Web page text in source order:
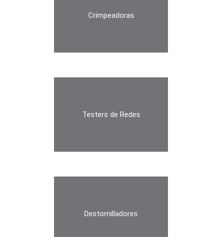
Crimpeadoras
Testers de Redes
Destornilladores